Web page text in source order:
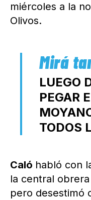
miércoles a la
Olivos.
LUEGO
PEGAR
TODOS
Caló habló con
la central
pero desestimó